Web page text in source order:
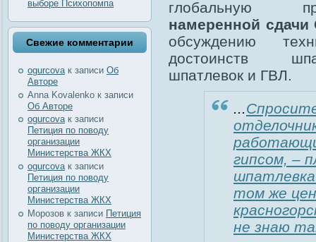
выборе Психопомпа
Свежие комментарии
ogurcovaк записи Об
Авторе
Anna Kovalenko к записи
Об Авторе
ogurcovaк записи
Петиция по поводу
организации
Министерства ЖКХ
ogurcova к записи
Петиция по поводу
организации
Министерства ЖКХ
Морозов к записи Петиция
по поводу организации
Министерства ЖКХ
глобальную
намеренной сдачи
обсуждению
достоинств
шпатлевок и ГВЛ.
гипсом, –
том же
не знаю